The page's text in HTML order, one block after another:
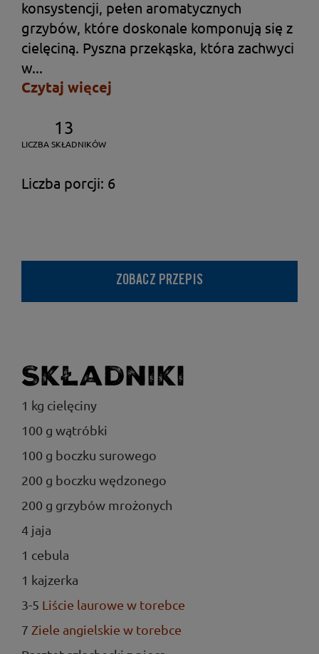
konsystencji, pełen aromatycznych
grzybów, które doskonale komponują się z
cielęciną. Pyszna przekąska, która zachwyci
w...
Czytaj więcej
13
LICZBA SKŁADNIKÓW
Liczba porcji: 6
ZOBACZ PRZEPIS
Składniki
1 kg cielęciny
100 g wątróbki
100 g boczku surowego
200 g boczku wędzonego
200 g grzybów mrożonych
4 jaja
1 cebula
1 kajzerka
3-5 Liście laurowe w torebce
7 Ziele angielskie w torebce